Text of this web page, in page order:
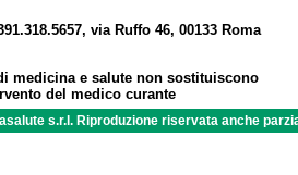
via Ruffo 46, 00133 Roma
medicina e salute non sostituiscono
del medico curante
s.r.l. Riproduzione riservata anche